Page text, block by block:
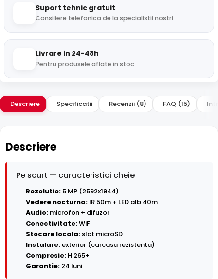
Suport tehnic gratuit
Consiliere telefonica de la specialistii nostri
Livrare in 24-48h
Pentru produsele aflate in stoc
Descriere Specificatii Recenzii (8) FAQ (15)
Descriere
Pe scurt — caracteristici cheie
Rezolutie: 5 MP (2592x1944)
Vedere nocturna: IR 50m + LED alb 40m
Audio: microfon + difuzor
Conectivitate:WiFi
Stocare locala: slot microSD
Instalare:exterior (carcasa rezistenta)
Compresie: H.265+
Garantie: 24 luni